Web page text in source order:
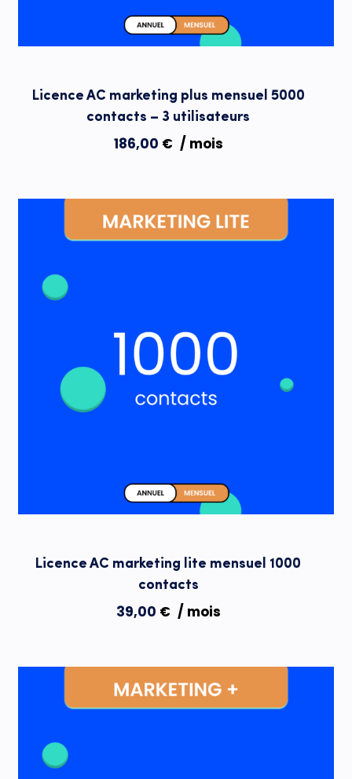
Licence AC marketing plus mensuel 5000
contacts – 3 utilisateurs
186,00 € / mois
Licence AC marketing lite mensuel 1000
contacts
39,00 € / mois